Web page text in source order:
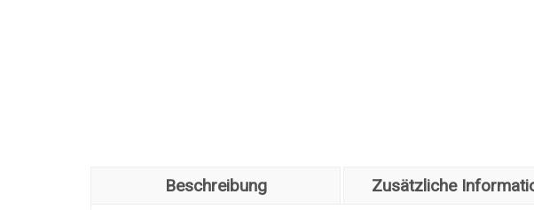
Beschreibung Zusätzliche